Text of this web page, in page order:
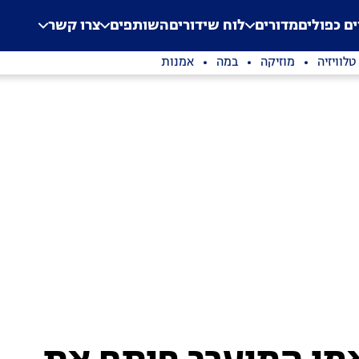
Application error: a
. כפוליםמדורים לוח שידוריםהשותפים צרו קשר
טלוויזיה מוזיקה במה אמנות